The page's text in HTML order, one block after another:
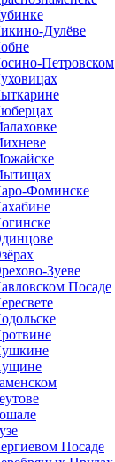
Дулёве
Петровском
Фоминске
Зуеве
Посаде
Посаде